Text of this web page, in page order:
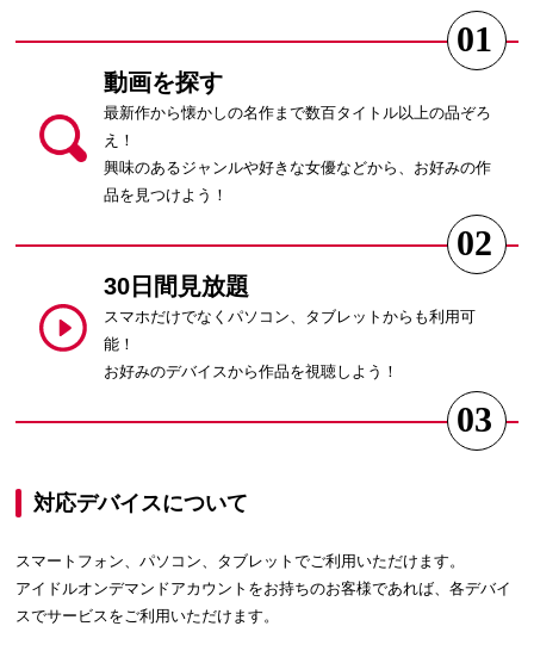
01
02
動画を探す
最新作から懐かしの名作まで数百タイトル以上の品ぞろ
え！
興味のあるジャンルや好きな女優などから、お好みの作
品を見つけよう！
03
30日間見放題
スマホだけでなくパソコン、タブレットからも利用可
能！
お好みのデバイスから作品を視聴しよう！
対応デバイスについて
スマートフォン、パソコン、タブレットでご利用いただけます。
アイドルオンデマンドアカウントをお持ちのお客様であれば、各デバイ
スでサービスをご利用いただけます。